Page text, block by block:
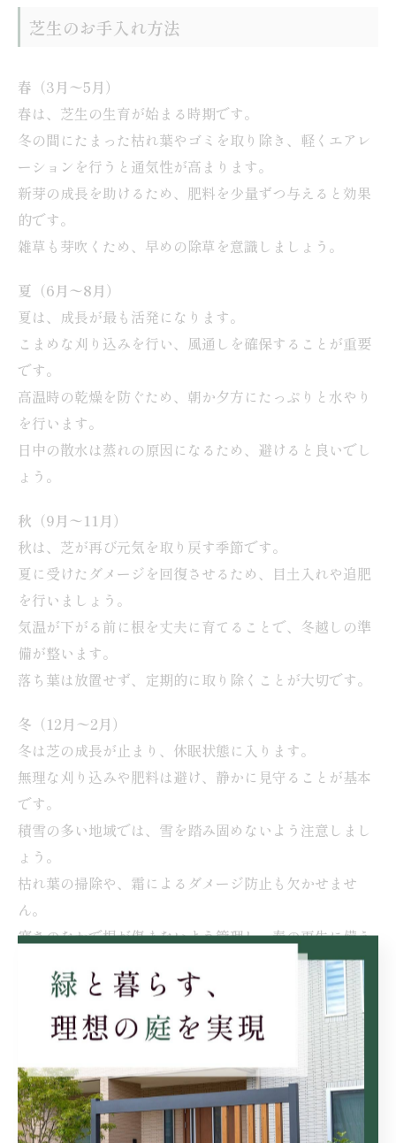
芝生のお手入れ方法
春（3月〜5月）
春は、芝生の生育が始まる時期です。
冬の間にたまった枯れ葉やゴミを取り除き、軽くエアレ
ーションを行うと通気性が高まります。
新芽の成長を助けるため、肥料を少量ずつ与えると効果
的です。
雑草も芽吹くため、早めの除草を意識しましょう。
夏（6月〜8月）
夏は、成長が最も活発になります。
こまめな刈り込みを行い、風通しを確保することが重要
です。
高温時の乾燥を防ぐため、朝か夕方にたっぷりと水やり
を行います。
日中の散水は蒸れの原因になるため、避けると良いでし
ょう。
秋（9月〜11月）
秋は、芝が再び元気を取り戻す季節です。
夏に受けたダメージを回復させるため、目土入れや追肥
を行いましょう。
気温が下がる前に根を丈夫に育てることで、冬越しの準
備が整います。
落ち葉は放置せず、定期的に取り除くことが大切です。
冬（12月〜2月）
冬は芝の成長が止まり、休眠状態に入ります。
無理な刈り込みや肥料は避け、静かに見守ることが基本
です。
積雪の多い地域では、雪を踏み固めないよう注意しまし
ょう。
枯れ葉の掃除や、霜によるダメージ防止も欠かせませ
ん。
寒さのなかで根が傷まないよう管理し、春の再生に備え
まとめ